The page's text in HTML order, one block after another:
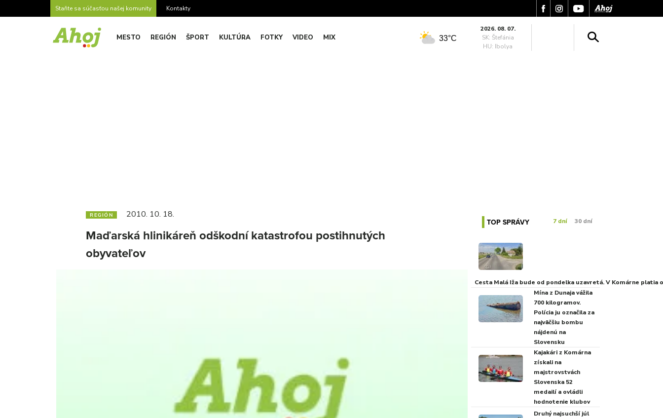
Staňte sa súčasťou našej komunity Kontakty
MESTO REGIÓN ŠPORT KULTÚRA FOTKY VIDEO MIX 33°C
2026. 08. 07.
SK: Štefánia
HU: Ibolya
REGIÓN 2010. 10. 18.
Maďarská hlinikáreň odškodní katastrofou postihnutých
obyvateľov
TOP SPRÁVY 7 dní 30 dní
Cesta Malá Iža bude od pondelka uzavretá. V Komárne platia
Mína z Dunaja vážila
700 kilogramov.
Polícia ju označila za
najväčšiu bombu
nájdenú na
Slovensku
Kajakári z Komárna
získali na
majstrovstvách
Slovenska 52
medailí a ovládli
hodnotenie klubov
Druhý najsuchší júl